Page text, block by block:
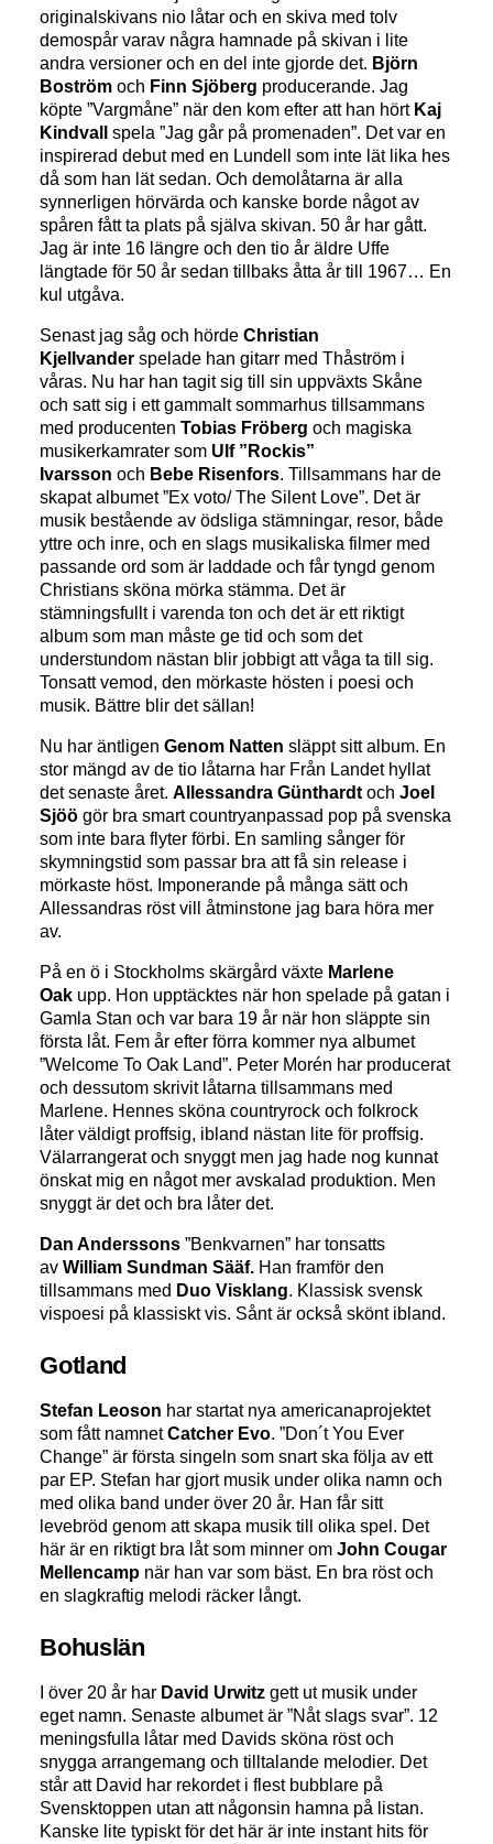
originalskivans nio låtar och en skiva med tolv
demospår varav några hamnade på skivan i lite
andra versioner och en del inte gjorde det. Björn
Boströmoch Finn Sjöberg producerande. Jag
köpte ”Vargmåne” när den kom efter att han hört Kaj
Kindvall
spela ”Jag går på promenaden”. Det var en
inspirerad debut med en Lundell som inte lät lika hes
då som han lät sedan. Och demolåtarna är alla
synnerligen hörvärda och kanske borde något av
spåren fått ta plats på själva skivan. 50 år har gått.
Jag är inte 16 längre och den tio år äldre Uffe
längtade för 50 år sedan tillbaks åtta år till 1967… En
kul utgåva.
Senast jag såg och hördeChristian
Kjellvander spelade han gitarr med Thåström i
våras. Nu har han tagit sig till sin uppväxts Skåne
och satt sig i ett gammalt sommarhus tillsammans
med producentenTobias Fröberg och magiska
musikerkamrater som Ulf ”Rockis”
Ivarsson och Bebe Risenfors. Tillsammans har de
skapat albumet ”Ex voto/ The Silent Love”. Det är
musik bestående av ödsliga stämningar, resor, både
yttre och inre, och en slags musikaliska filmer med
passande ord som är laddade och får tyngd genom
Christians sköna mörka stämma. Det är
stämningsfullt i varenda ton och det är ett riktigt
album som man måste ge tid och som det
understundom nästan blir jobbigt att våga ta till sig.
Tonsatt vemod, den mörkaste hösten i poesi och
musik. Bättre blir det sällan!
Nu har äntligenGenom Natten släppt sitt album. En
stor mängd av de tio låtarna har Från Landet hyllat
det senaste året.Allessandra Günthardt ochJoel
Sjöö gör bra smart countryanpassad pop på svenska
som inte bara flyter förbi. En samling sånger för
skymningstid som passar bra att få sin release i
mörkaste höst. Imponerande på många sätt och
Allessandras röst vill åtminstone jag bara höra mer
av.
På en ö i Stockholms skärgård växte Marlene
Oak upp. Hon upptäcktes när hon spelade på gatan i
Gamla Stan och var bara 19 år när hon släppte sin
första låt. Fem år efter förra kommer nya albumet
”Welcome To Oak Land”. Peter Morén har producerat
och dessutom skrivit låtarna tillsammans med
Marlene. Hennes sköna countryrock och folkrock
låter väldigt proffsig, ibland nästan lite för proffsig.
Välarrangerat och snyggt men jag hade nog kunnat
önskat mig en något mer avskalad produktion. Men
snyggt är det och bra låter det.
Dan Anderssons ”Benkvarnen” har tonsatts
av William Sundman Sääf. Han framför den
tillsammans med Duo Visklang. Klassisk svensk
vispoesi på klassiskt vis. Sånt är också skönt ibland.
Gotland
Stefan Leoson har startat nya americanaprojektet
som fått namnetCatcher Evo. ”Don´t You Ever
Change” är första singeln som snart ska följa av ett
par EP. Stefan har gjort musik under olika namn och
med olika band under över 20 år. Han får sitt
levebröd genom att skapa musik till olika spel. Det
här är en riktigt bra låt som minner omJohn Cougar
Mellencamp när han var som bäst. En bra röst och
en slagkraftig melodi räcker långt.
Bohuslän
I över 20 år har David Urwitz gett ut musik under
eget namn. Senaste albumet är ”Nåt slags svar”. 12
meningsfulla låtar med Davids sköna röst och
snygga arrangemang och tilltalande melodier. Det
står att David har rekordet i flest bubblare på
Svensktoppen utan att någonsin hamna på listan.
Kanske lite typiskt för det här är inte instant hits för